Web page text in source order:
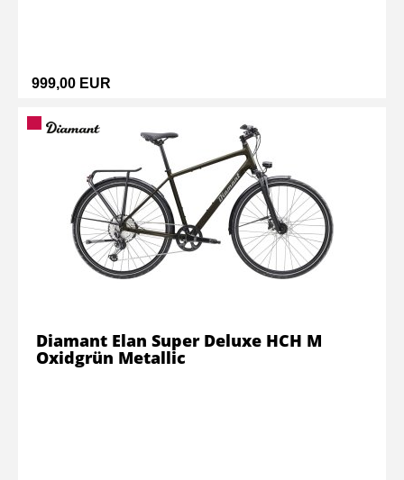
999,00 EUR
Diamant Elan Super Deluxe HCH M
Oxidgrün Metallic